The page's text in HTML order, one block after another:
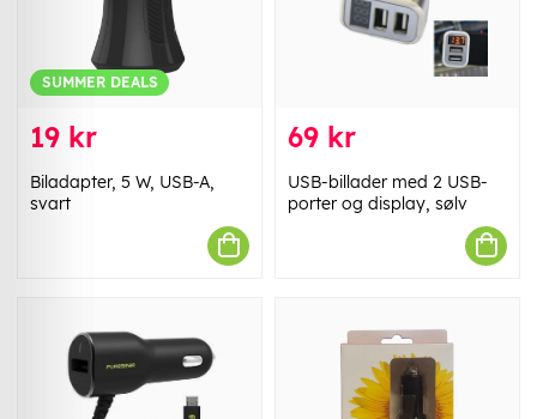
SUMMER DEALS
19 kr
Biladapter, 5 W, USB-A,
svart
69 kr
USB-billader med 2 USB-
porter og display, sølv